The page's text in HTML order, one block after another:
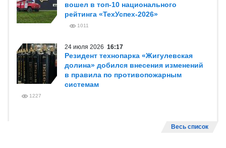
вошел в топ-10 национального
рейтинга «ТехУспех-2026»
1011
24 июля 2026 16:17
Резидент технопарка «Жигулевская
долина» добился внесения изменений
в правила по противопожарным
системам
1227
Весь список